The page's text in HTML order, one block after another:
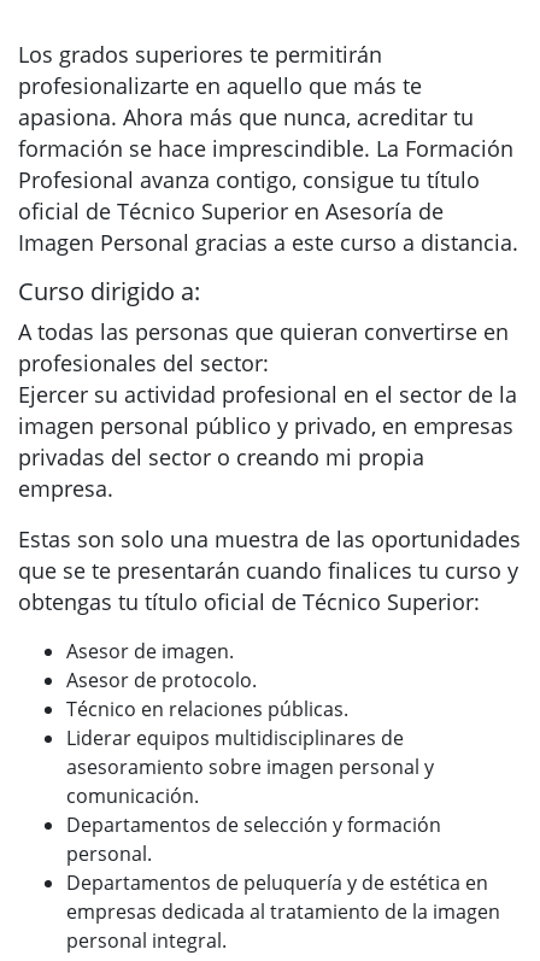
Los grados superiores te permitirán
profesionalizarte en aquello que más te
apasiona. Ahora más que nunca, acreditar tu
formación se hace imprescindible. La Formación
Profesional avanza contigo, consigue tu título
oficial de Técnico Superior en Asesoría de
Imagen Personal gracias a este curso a distancia.
Curso dirigido a:
A todas las personas que quieran convertirse en
profesionales del sector:
Ejercer su actividad profesional en el sector de la
imagen personal público y privado, en empresas
privadas del sector o creando mi propia
empresa.
Estas son solo una muestra de las oportunidades
que se te presentarán cuando finalices tu curso y
obtengas tu título oficial de Técnico Superior:
Asesor de imagen.
Asesor de protocolo.
Técnico en relaciones públicas.
Liderar equipos multidisciplinares de
asesoramiento sobre imagen personal y
comunicación.
Departamentos de selección y formación
personal.
Departamentos de peluquería y de estética en
empresas dedicada al tratamiento de la imagen
personal integral.